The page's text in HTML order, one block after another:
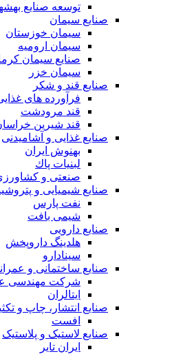
توسعه‌ صنایع‌
صنایع سیمان
سیمان خوزستان
سیمان ارومیه
صنایع سیمان
سیمان خزر
صنایع قند و شکر
فرآورده های
قند مرودشت
قند شیرین
صنایع غذايی و آشاميدنی
بهنوش ایران
لبنيات پاك
صنعتی و
صنایع شیمیایی و
نفت پارس
شیمی بافت
صنایع دارویی
هلدینگ داروپخش
سینادارو
صنایع ساختمانی و
شرکت مهندسی
ایتالران
صنایع انتشار، چاپ و
افست
صنایع لاستیک و پلاستیک
ایران تایر